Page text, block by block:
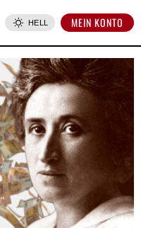
HELL MEIN KONTO